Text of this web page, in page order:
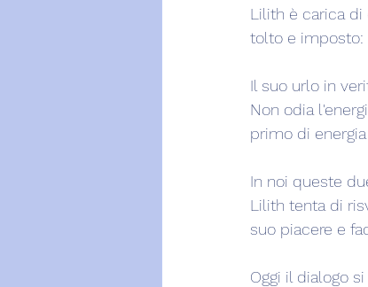
Lilith è carica di
tolto e imposto:
Il suo urlo in
Non odia
primo di energia
In noi queste
Lilith tenta di
suo piacere e
Oggi il dialogo